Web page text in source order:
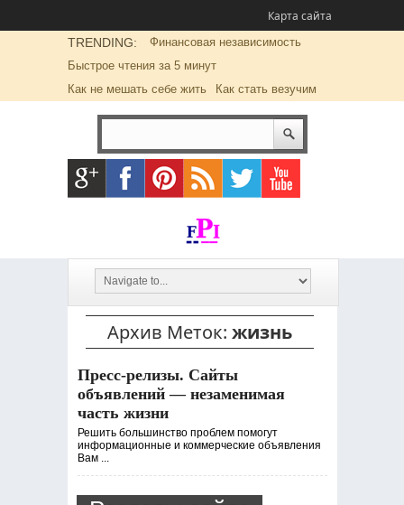
Карта сайта
TRENDING:
Финансовая независимость
Быстрое чтения за 5 минут
Как не мешать себе жить
Как стать везучим
Архив Меток: жизнь
Пресс-релизы. Сайты
объявлений — незаменимая
часть жизни
Решить большинство проблем помогут
информационные и коммерческие объявления
Вам ...